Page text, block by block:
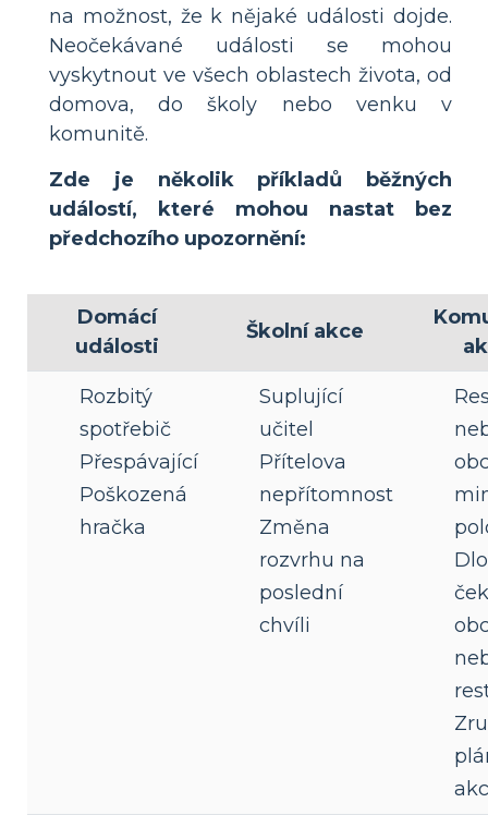
na možnost, že k nějaké události dojde.
Neočekávané události se mohou
vyskytnout ve všech oblastech života, od
domova, do školy nebo venku v
komunitě.
Zde je několik příkladů běžných
událostí, které mohou nastat bez
předchozího upozornění:
Domácí
události
Školní akce
Rozbitý
spotřebič
Přespávající
Poškozená
hračka
Suplující
učitel
Přítelova
nepřítomnost
Změna
rozvrhu na
poslední
chvíli